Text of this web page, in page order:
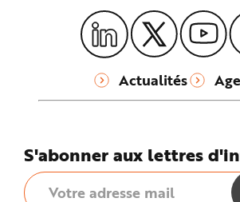
Actualités
S'abonner aux lettres